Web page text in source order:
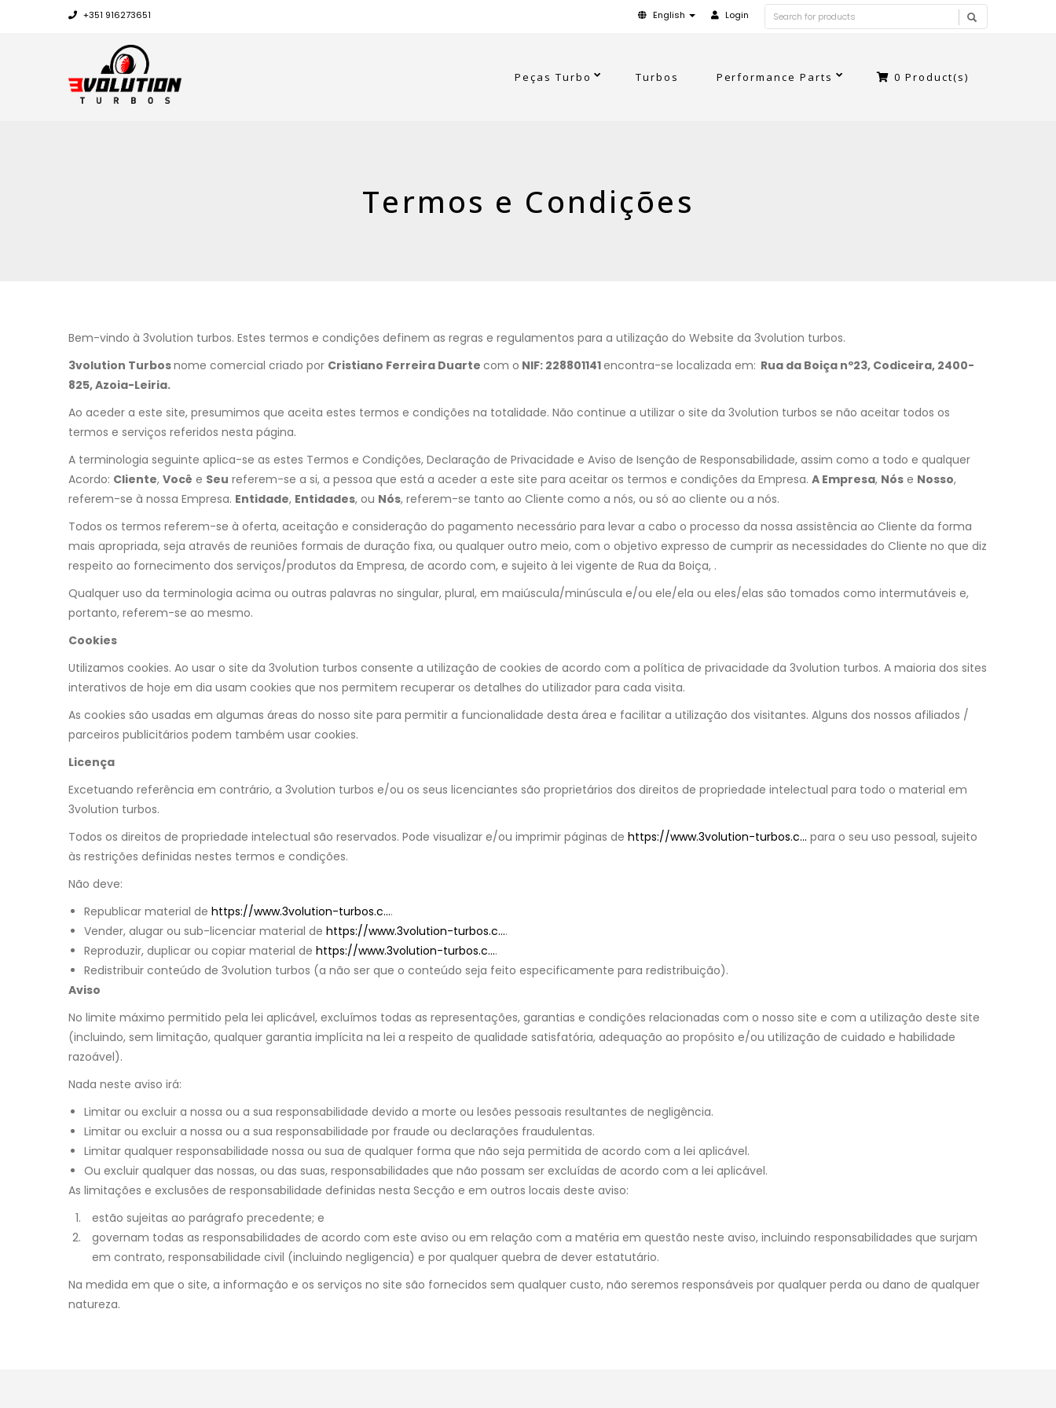
+351 916273651 English Login
Peças Turbo Turbos Performance Parts 0 Product(s)
Termos e Condições
Bem-vindo à 3volution turbos. Estes termos e condições definem as regras e regulamentos para a utilização do Website da 3volution turbos.
3volution Turbosnome comercial criado por Cristiano Ferreira Duarte com o NIF: 228801141encontra-se localizada em: Rua da Boiça nº23, Codiceira, 2400-
825, Azoia-Leiria.
Ao aceder a este site, presumimos que aceita estes termos e condições na totalidade. Não continue a utilizar o site da 3volution turbos se não aceitar todos os
termos e serviços referidos nesta página.
A terminologia seguinte aplica-se as estes Termos e Condições, Declaração de Privacidade e Aviso de Isenção de Responsabilidade, assim como a todo e qualquer
Acordo: Cliente, Você e Seu referem-se a si, a pessoa que está a aceder a este site para aceitar os termos e condições da Empresa. A Empresa, Nós e Nosso,
referem-se à nossa Empresa. Entidade, Entidades, ou Nós, referem-se tanto ao Cliente como a nós, ou só ao cliente ou a nós.
Todos os termos referem-se à oferta, aceitação e consideração do pagamento necessário para levar a cabo o processo da nossa assistência ao Cliente da forma
mais apropriada, seja através de reuniões formais de duração fixa, ou qualquer outro meio, com o objetivo expresso de cumprir as necessidades do Cliente no que diz
respeito ao fornecimento dos serviços/produtos da Empresa, de acordo com, e sujeito à lei vigente de Rua da Boiça, .
Qualquer uso da terminologia acima ou outras palavras no singular, plural, em maiúscula/minúscula e/ou ele/ela ou eles/elas são tomados como intermutáveis e,
portanto, referem-se ao mesmo.
Cookies
Utilizamos cookies. Ao usar o site da 3volution turbos consente a utilização de cookies de acordo com a política de privacidade da 3volution turbos. A maioria dos sites
interativos de hoje em dia usam cookies que nos permitem recuperar os detalhes do utilizador para cada visita.
As cookies são usadas em algumas áreas do nosso site para permitir a funcionalidade desta área e facilitar a utilização dos visitantes. Alguns dos nossos afiliados /
parceiros publicitários podem também usar cookies.
Licença
Excetuando referência em contrário, a 3volution turbos e/ou os seus licenciantes são proprietários dos direitos de propriedade intelectual para todo o material em
3volution turbos.
Todos os direitos de propriedade intelectual são reservados. Pode visualizar e/ou imprimir páginas de https://www.3volution-turbos.c... para o seu uso pessoal, sujeito
às restrições definidas nestes termos e condições.
Não deve:
Republicar material de https://www.3volution-turbos.c....
Vender, alugar ou sub-licenciar material de https://www.3volution-turbos.c....
Reproduzir, duplicar ou copiar material de https://www.3volution-turbos.c....
Redistribuir conteúdo de 3volution turbos (a não ser que o conteúdo seja feito especificamente para redistribuição).
Aviso
No limite máximo permitido pela lei aplicável, excluímos todas as representações, garantias e condições relacionadas com o nosso site e com a utilização deste site
(incluindo, sem limitação, qualquer garantia implícita na lei a respeito de qualidade satisfatória, adequação ao propósito e/ou utilização de cuidado e habilidade
razoável).
Nada neste aviso irá:
Limitar ou excluir a nossa ou a sua responsabilidade devido a morte ou lesões pessoais resultantes de negligência.
Limitar ou excluir a nossa ou a sua responsabilidade por fraude ou declarações fraudulentas.
Limitar qualquer responsabilidade nossa ou sua de qualquer forma que não seja permitida de acordo com a lei aplicável.
Ou excluir qualquer das nossas, ou das suas, responsabilidades que não possam ser excluídas de acordo com a lei aplicável.
As limitações e exclusões de responsabilidade definidas nesta Secção e em outros locais deste aviso:
estão sujeitas ao parágrafo precedente; e
governam todas as responsabilidades de acordo com este aviso ou em relação com a matéria em questão neste aviso, incluindo responsabilidades que surjam
em contrato, responsabilidade civil (incluindo negligencia) e por qualquer quebra de dever estatutário.
Na medida em que o site, a informação e os serviços no site são fornecidos sem qualquer custo, não seremos responsáveis por qualquer perda ou dano de qualquer
natureza.